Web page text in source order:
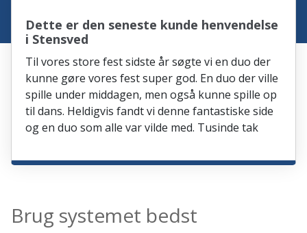
Dette er den seneste kunde henvendelse
i Stensved
Til vores store fest sidste år søgte vi en duo der
kunne gøre vores fest super god. En duo der ville
spille under middagen, men også kunne spille op
til dans. Heldigvis fandt vi denne fantastiske side
og en duo som alle var vilde med. Tusinde tak
Brug systemet bedst